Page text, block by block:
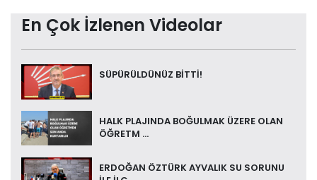
En Çok İzlenen Videolar
SÜPÜRÜLDÜNÜZ BİTTİ!
HALK PLAJINDA BOĞULMAK ÜZERE OLAN
ÖĞRETM ...
ERDOĞAN ÖZTÜRK AYVALIK SU SORUNU